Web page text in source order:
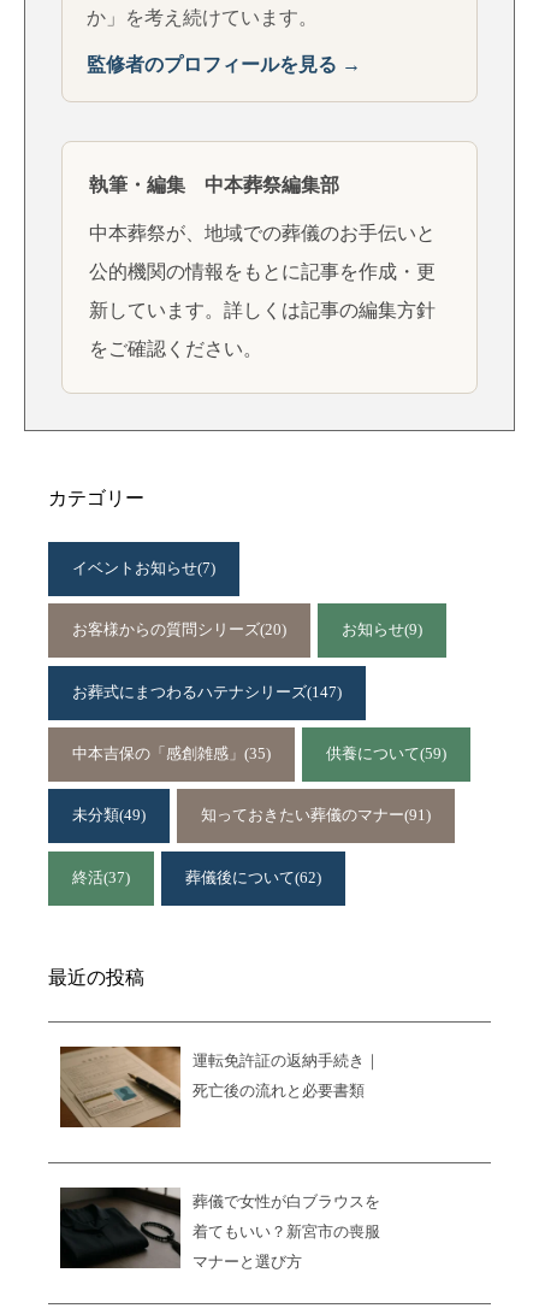
か」を考え続けています。
監修者のプロフィールを見る →
執筆・編集 中本葬祭編集部
中本葬祭が、地域での葬儀のお手伝いと
公的機関の情報をもとに記事を作成・更
新しています。詳しくは記事の編集方針
をご確認ください。
カテゴリー
イベントお知らせ(7)
お客様からの質問シリーズ(20) お知らせ(9)
お葬式にまつわるハテナシリーズ(147)
中本吉保の「感創雑感」 (35) 供養について(59)
未分類(49) 知っておきたい葬儀のマナー(91)
終活(37) 葬儀後について(62)
最近の投稿
運転免許証の返納手続き｜
死亡後の流れと必要書類
葬儀で女性が白ブラウスを
着てもいい？新宮市の喪服
マナーと選び方